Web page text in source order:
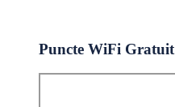
Puncte WiFi Gratuit